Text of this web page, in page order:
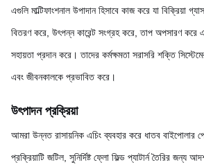
এগুলি মাল্টিফাংশনাল উপাদান হিসাবে কাজ করে যা বিক্রিয়া
বিতরণ করে, উৎপন্ন কারেন্ট সংগ্রহ করে, তাপ অপসারণ করে
সহায়তা প্রদান করে। তাদের কর্মক্ষমতা সরাসরি শক্তি
এবং জীবনকালকে প্রভাবিত করে।
উৎপাদন প্রক্রিয়া
আমরা উন্নত রাসায়নিক এচিং ব্যবহার করে ধাতব বাইপোলার
প্রক্রিয়াটি জটিল, সুনির্দিষ্ট ফ্লো ফিল্ড প্যাটার্ন তৈরির জন্য